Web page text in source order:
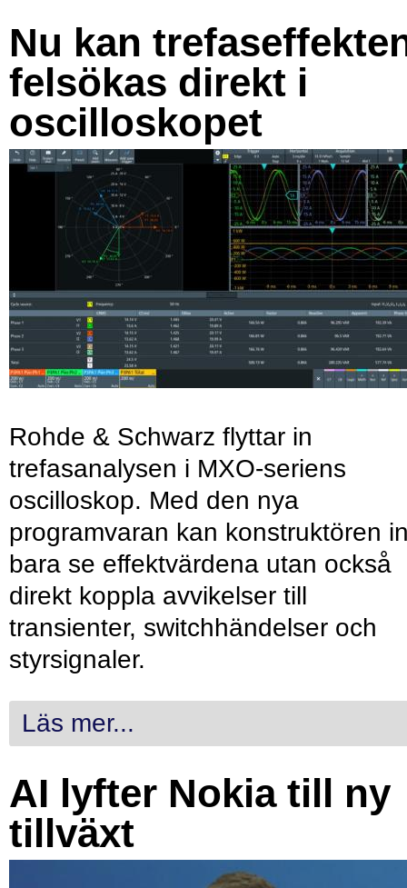
Nu kan
felsökas direkt i
oscilloskopet
Rohde & Schwarz flyttar in
trefasanalysen i MXO-seriens
oscilloskop. Med den nya
programvaran kan konstruktören
bara se effektvärdena utan också
direkt koppla avvikelser till
transienter, switchhändelser och
styrsignaler.
Läs mer...
AI lyfter Nokia till ny
tillväxt